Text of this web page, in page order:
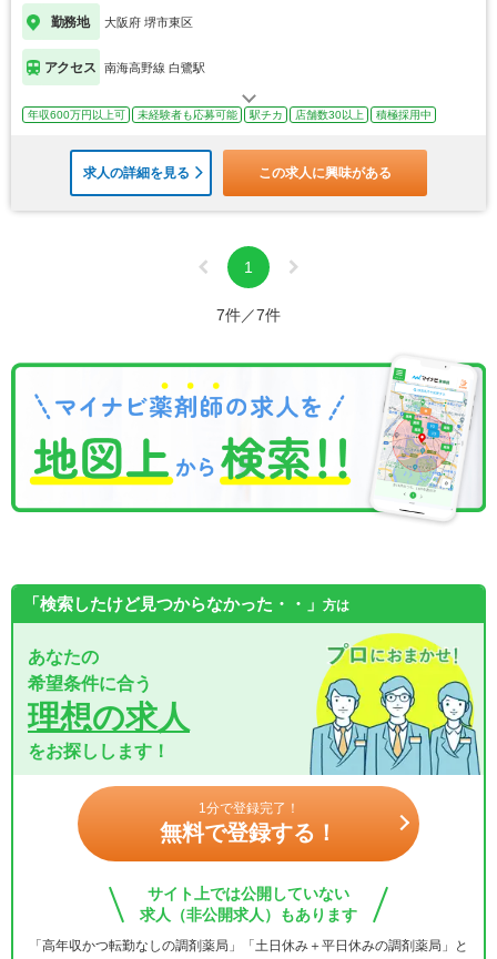
勤務地 大阪府 堺市東区
アクセス 南海高野線 白鷺駅
年収600万円以上可 未経験者も応募可能 駅チカ 店舗数30以上 積極採用中
求人の詳細を見る この求人に興味がある
1
7件／7件
「検索したけど見つからなかった・・」 方は
あなたの
希望条件に合う
理想の求人
をお探しします！
1分で登録完了！
無料で登録する！
サイト上では公開していない
求人（非公開求人）もあります
「高年収かつ転勤なしの調剤薬局」「土日休み＋平日休みの調剤薬局」と